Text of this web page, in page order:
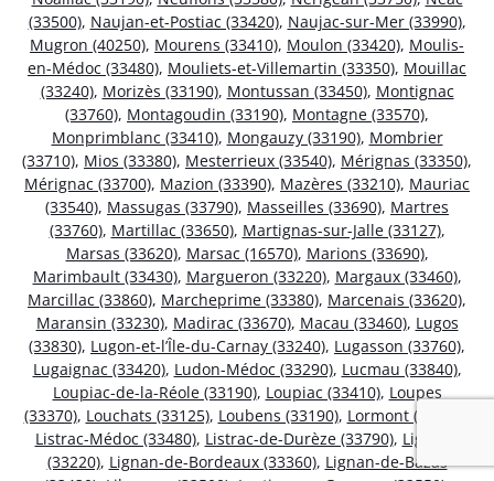
(33500), Naujan-et-Postiac (33420), Naujac-sur-Mer (33990),
Mugron (40250), Mourens (33410), Moulon (33420), Moulis-
en-Médoc (33480), Mouliets-et-Villemartin (33350), Mouillac
(33240), Morizès (33190), Montussan (33450), Montignac
(33760), Montagoudin (33190), Montagne (33570),
Monprimblanc (33410), Mongauzy (33190), Mombrier
(33710), Mios (33380), Mesterrieux (33540), Mérignas (33350),
Mérignac (33700), Mazion (33390), Mazères (33210), Mauriac
(33540), Massugas (33790), Masseilles (33690), Martres
(33760), Martillac (33650), Martignas-sur-Jalle (33127),
Marsas (33620), Marsac (16570), Marions (33690),
Marimbault (33430), Margueron (33220), Margaux (33460),
Marcillac (33860), Marcheprime (33380), Marcenais (33620),
Maransin (33230), Madirac (33670), Macau (33460), Lugos
(33830), Lugon-et-l’Île-du-Carnay (33240), Lugasson (33760),
Lugaignac (33420), Ludon-Médoc (33290), Lucmau (33840),
Loupiac-de-la-Réole (33190), Loupiac (33410), Loupes
(33370), Louchats (33125), Loubens (33190), Lormont (33310)
Listrac-Médoc (33480), Listrac-de-Durèze (33790), Ligueux
(33220), Lignan-de-Bordeaux (33360), Lignan-de-Bazas